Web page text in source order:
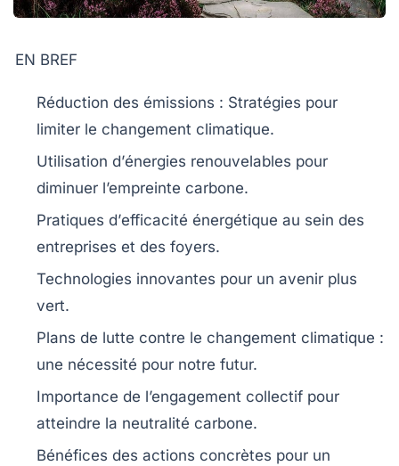
EN BREF
Réduction des émissions : Stratégies pour
limiter le changement climatique.
Utilisation d’énergies renouvelables pour
diminuer l’empreinte carbone.
Pratiques d’efficacité énergétique au sein des
entreprises et des foyers.
Technologies innovantes pour un avenir plus
vert.
Plans de lutte contre le changement climatique :
une nécessité pour notre futur.
Importance de l’engagement collectif pour
atteindre la neutralité carbone.
Bénéfices des actions concrètes pour un